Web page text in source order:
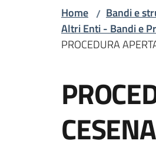
Home / Bandi e
Altri Enti - Bandi e
PROCEDURA